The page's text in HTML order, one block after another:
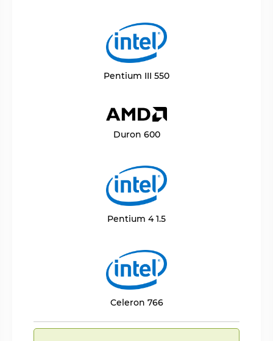
Pentium III 550
Duron 600
Pentium 4 1.5
Celeron 766